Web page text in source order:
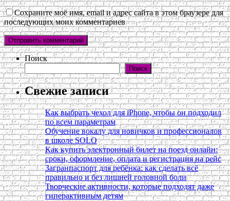
Сохраните моё имя, email и адрес сайта в этом браузере для
последующих моих комментариев
Поиск
Поиск
Свежие записи
Как выбрать чехол для iPhone, чтобы он подходил
по всем параметрам
Обучение вокалу для новичков и профессионалов
в школе SOLO
Как купить электронный билет на поезд онлайн:
сроки, оформление, оплата и регистрация на рейс
Загранпаспорт для ребёнка: как сделать всё
правильно и без лишней головной боли
Творческие активности, которые подходят даже
гиперактивным детям